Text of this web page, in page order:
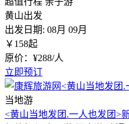
黄山出发
出发日期: 08月 09月
￥ 158起
原价：¥288/人
立即预订
当地游
<黄山当地发团.一人也发团>